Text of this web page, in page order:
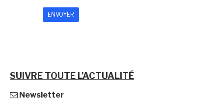
SUIVRE TOUTE L'ACTUALITÉ
Newsletter